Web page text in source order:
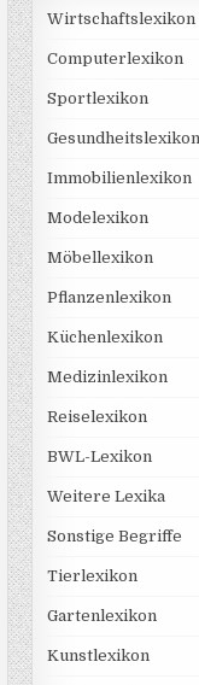
Wirtschaftslexikon
Computerlexikon
Sportlexikon
Gesundheitslexikon
Immobilienlexikon
Modelexikon
Möbellexikon
Pflanzenlexikon
Küchenlexikon
Medizinlexikon
Reiselexikon
BWL-Lexikon
Weitere Lexika
Sonstige Begriffe
Tierlexikon
Gartenlexikon
Kunstlexikon